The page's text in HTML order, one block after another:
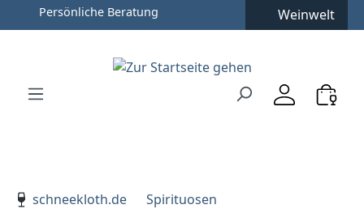
Zum Hauptinhalt springen
Zur Hauptnavigation springen
Persönliche Beratung Weinwelt
schneekloth.de
Spirituosen